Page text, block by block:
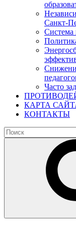
Санкт-
Система
Часто
КАРТА
КОНТАКТЫ